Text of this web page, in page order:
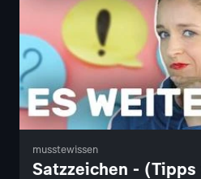
musstewissen
Satzzeichen -